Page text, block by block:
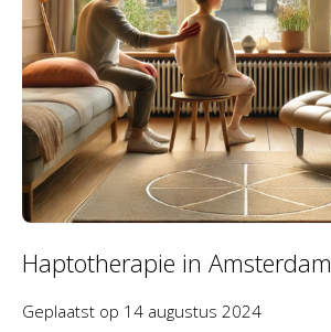
Haptotherapie in Amsterdam
Geplaatst op 14 augustus 2024